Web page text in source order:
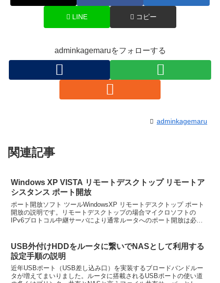
LINE コピー
adminkagemaruをフォローする
adminkagemaru
関連記事
Windows XP VISTA リモートデスクトップ リモートア
シスタンス ポート開放
ポート開放ソフト ツールWindowsXP リモートデスクトップ ポート
開放の説明です。リモートデスクトップの場合マイクロソフトの
IPv6プロトコル中継サーバにより通常ルータへのポート開放は必要
USB外付けHDDをルータに繋いでNASとして利用する
設定手順の説明
近年USBポート（USB差し込み口）を実装するブロードバンドルー
タが増えてまいりました。ルータに搭載されるUSBポートの使い道